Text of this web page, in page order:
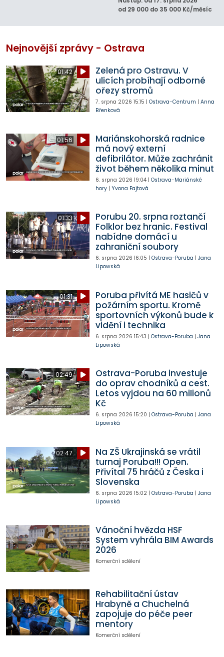
od 29 000 do 35 000 Kč/měsíc
Nejnovější zprávy - Ostrava
01:42
Zelená pro Ostravu. V
ulicích probíhají odborné
ořezy stromů
7. srpna 2026 15:15 | Ostrava-Centrum | Anna
Břenková
01:56
Mariánskohorská radnice
má nový externí
defibrilátor. Může zachránit
život během několika minut
6. srpna 2026 19:04| Ostrava-Mariánské
hory| Yvona Fajtová
01:33
Porubu 20. srpna roztančí
Folklor bez hranic. Festival
nabídne domácí u
zahraniční soubory
6. srpna 2026 16:05 | Ostrava-Poruba | Jana
Lipowská
01:31
Poruba přivítá ME hasičů v
požárním sportu. Kromě
sportovních výkonů bude k
vidění i technika
6. srpna 2026 15:43 | Ostrava-Poruba | Jana
Lipowská
02:49
Ostrava-Poruba investuje
do oprav chodníků a cest.
Letos vyjdou na 60 milionů
Kč
6. srpna 2026 15:20 | Ostrava-Poruba | Jana
Lipowská
02:47
Na ZŠ Ukrajinská se vrátil
turnaj Poruba!!! Open.
Přivítal 75 hráčů z Česka i
Slovenska
6. srpna 2026 15:02| Ostrava-Poruba | Jana
Lipowská
Vánoční hvězda HSF
System vyhrála BIM Awards
2026
Komerční sdělení
Rehabilitační ústav
Hrabyně a Chuchelná
zapojuje do péče peer
mentory
Komerční sdělení